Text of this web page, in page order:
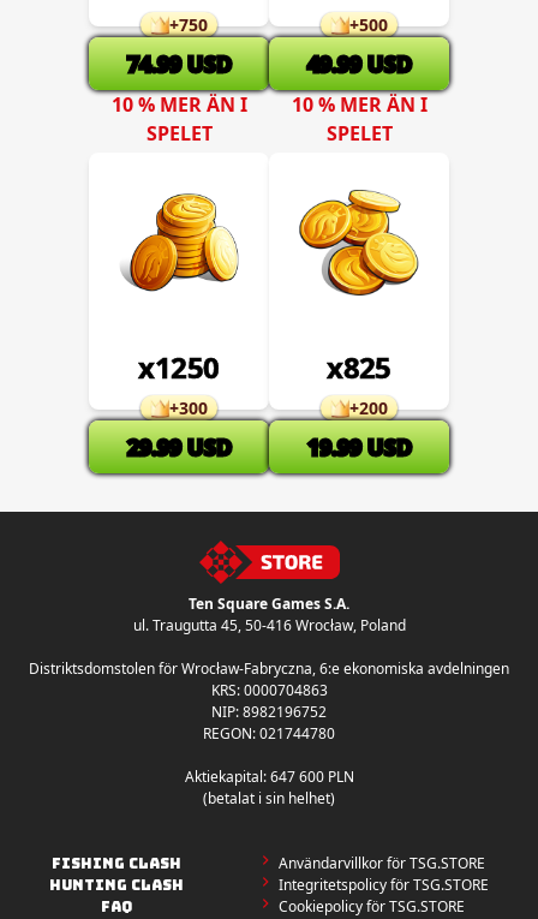
+750
74.99 USD
+500
49.99 USD
10 % MER ÄN I
SPELET
x1250
+300
29.99 USD
10 % MER ÄN I
SPELET
x825
+200
19.99 USD
Ten Square Games S.A.
ul. Traugutta 45,50-416 Wrocław, Poland
Distriktsdomstolen för Wrocław-Fabryczna, 6:e ekonomiska avdelningen
KRS: 0000704863
NIP: 8982196752
REGON: 021744780
Aktiekapital: 647 600 PLN
(betalat i sin helhet)
FISHING CLASH
HUNTING CLASH
FAQ
Användarvillkor för TSG.STORE
Integritetspolicy för TSG.STORE
Cookiepolicy för TSG.STORE